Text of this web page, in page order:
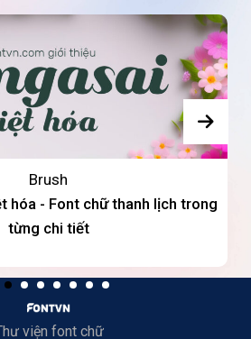
Brush
hóa - Font chữ thanh lịch trong
từng chi tiết
viện font chữ